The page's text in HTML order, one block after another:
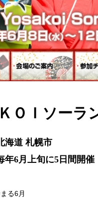
ＯＩソーラ
海道 札幌市
年6月上旬に5日間開催
る6月